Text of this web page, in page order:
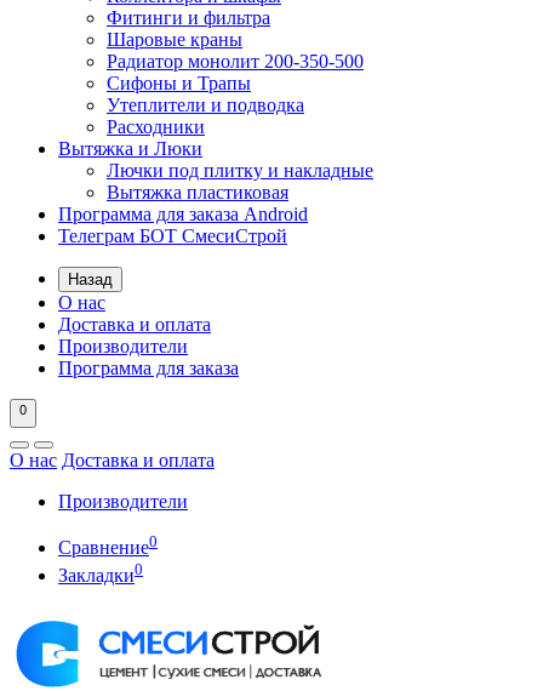
Фитинги и фильтра
Шаровые краны
Радиатор монолит 200-350-500
Сифоны и Трапы
Утеплители и подводка
Расходники
Вытяжка и Люки
Лючки под плитку и накладные
Вытяжка пластиковая
Программа для заказа Android
Телеграм БОТ СмесиСтрой
Назад
О нас
Доставка и оплата
Производители
Программа для заказа
0
О нас Доставка и оплата
Производители
Сравнение0
Закладки0